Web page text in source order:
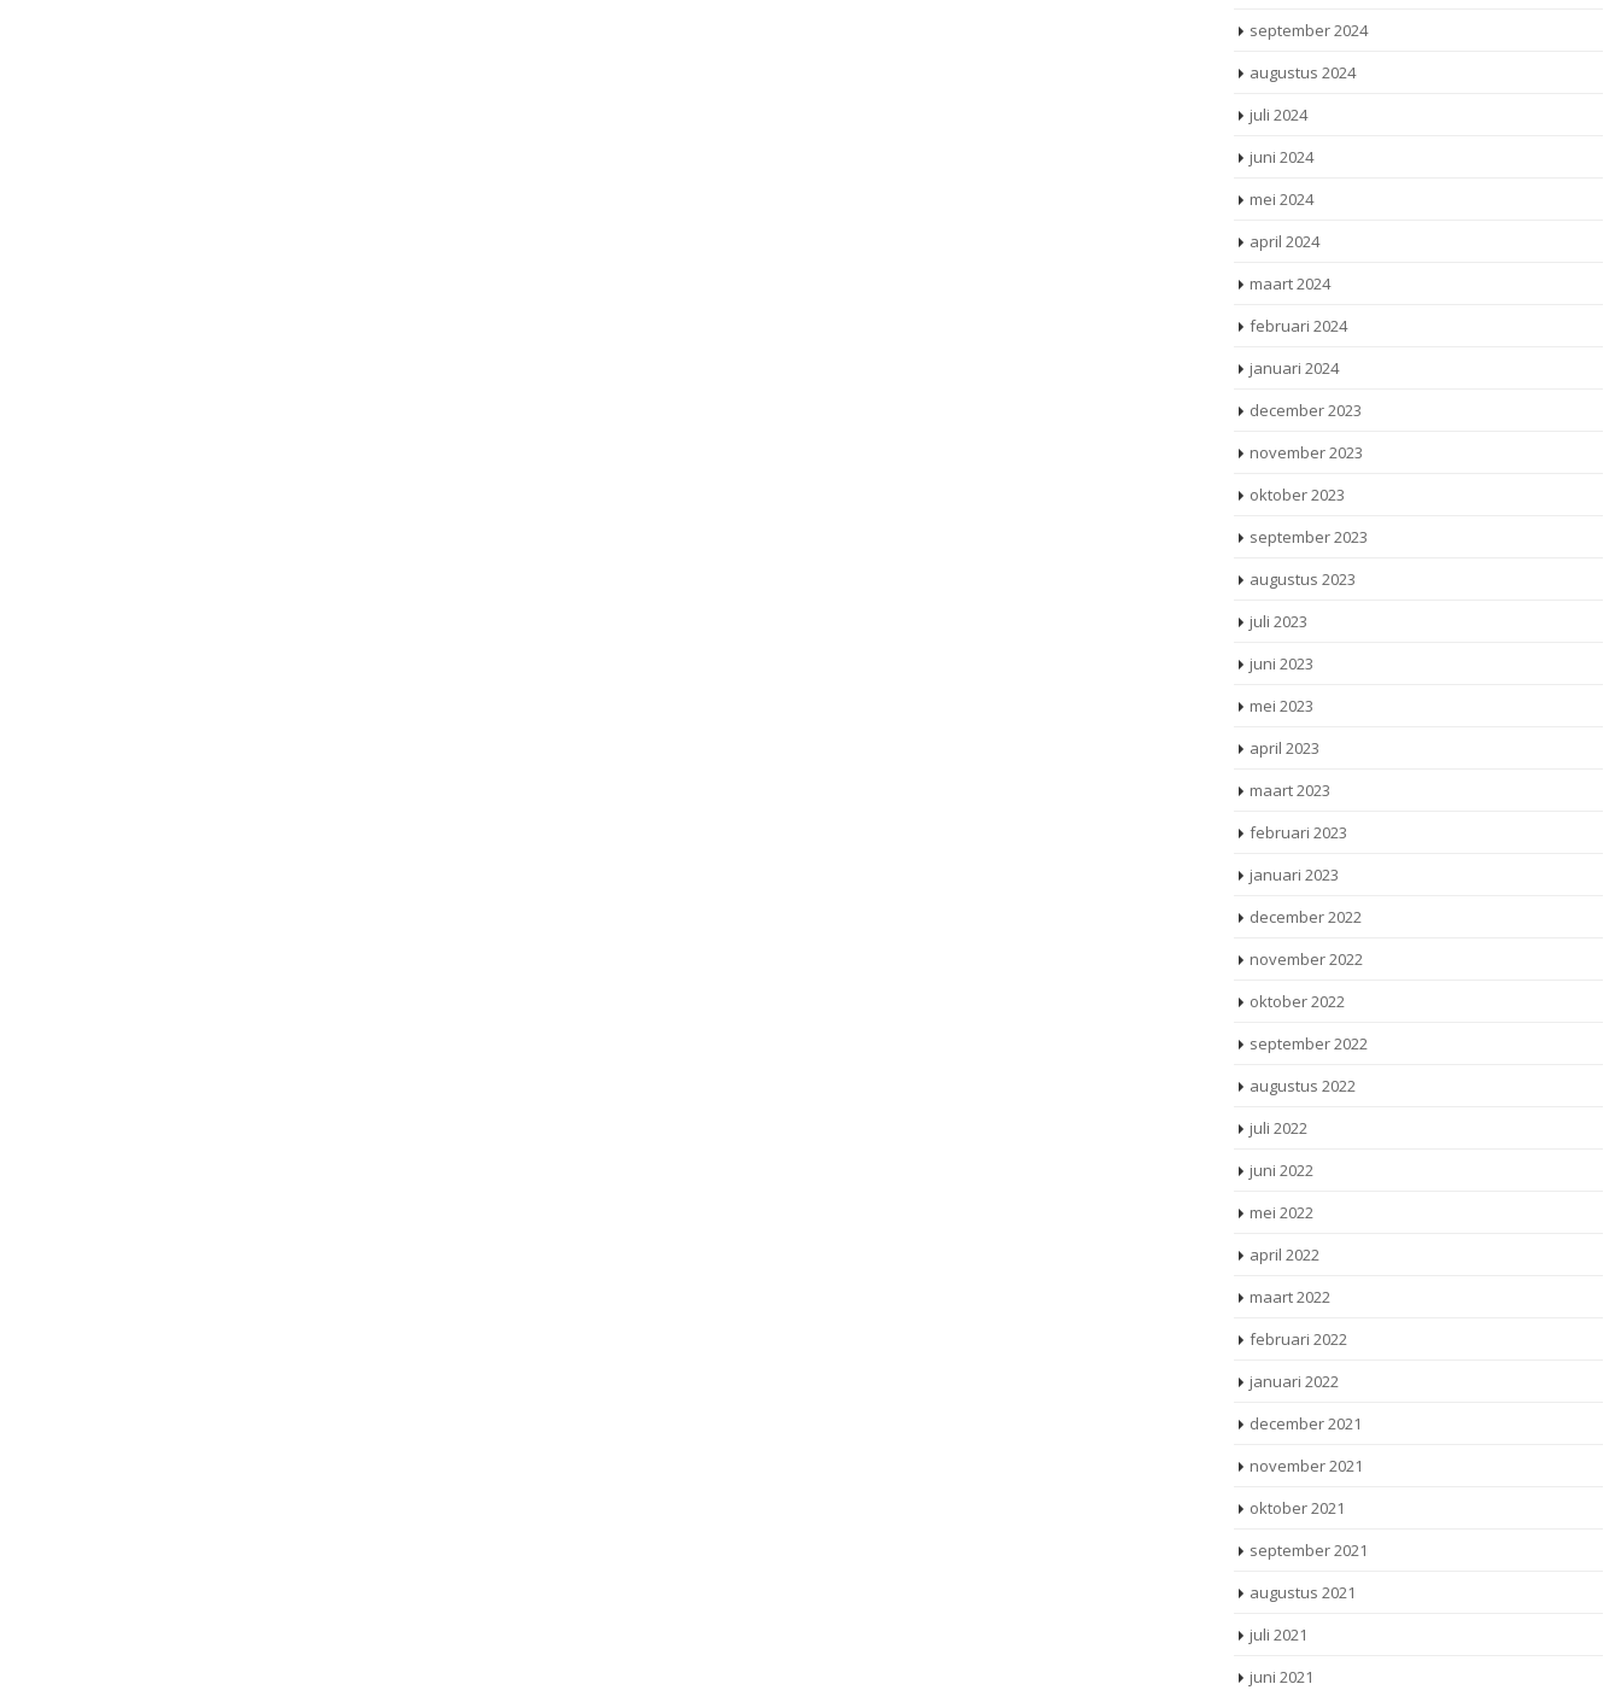
september 2024
augustus 2024
juli 2024
juni 2024
mei 2024
april 2024
maart 2024
februari 2024
januari 2024
december 2023
november 2023
oktober 2023
september 2023
augustus 2023
juli 2023
juni 2023
mei 2023
april 2023
maart 2023
februari 2023
januari 2023
december 2022
november 2022
oktober 2022
september 2022
augustus 2022
juli 2022
juni 2022
mei 2022
april 2022
maart 2022
februari 2022
januari 2022
december 2021
november 2021
oktober 2021
september 2021
augustus 2021
juli 2021
juni 2021